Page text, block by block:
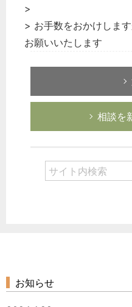
>
> お手数をおかけしま
お願いいたします
相談を
お知らせ